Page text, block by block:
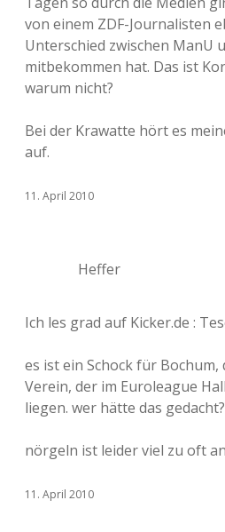
von einem ZDF-Journalisten
Unterschied zwischen ManU
mitbekommen hat. Das ist
warum nicht?
Bei der Krawatte hört es
auf.
11. April 2010
Heffer
Ich les grad auf Kicker.de :
es ist ein Schock für Bochum,
Verein, der im Euroleague
liegen. wer hätte das gedacht?
nörgeln ist leider viel zu oft
11. April 2010